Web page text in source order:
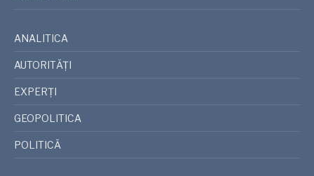
ANALITICA
AUTORITĂȚI
EXPERȚI
GEOPOLITICA
POLITICĂ